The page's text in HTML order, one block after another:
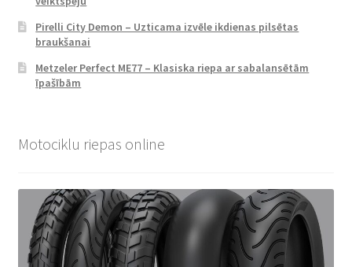
Pirelli City Demon – Uzticama izvēle ikdienas pilsētas
braukšanai
Metzeler Perfect ME77 – Klasiska riepa ar sabalansētām
īpašībām
Motociklu riepas online